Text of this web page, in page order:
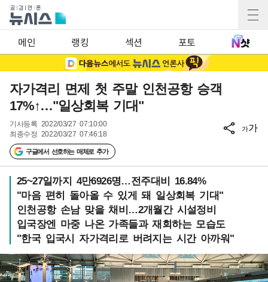
메인 랭킹 섹션 포토
자가격리 면제 첫 주말 인천공항 승객
17%↑…"일상회복 기대"
기사등록 2022/03/27 07:10:00
최종수정 2022/03/27 07:46:18
구글에서 선호하는 매체로 추가
가가
25~27일까지 4만6926명…전주대비 16.84%
"마음 편히 돌아올 수 있게 돼 일상회복 기대"
인천공항 손남 맞을 채비…2개월간 시설정비
입국장엔 마중 나온 가족들과 재회하는 모습도
"한국 입국시 자가격리로 버려지는 시간 아까워"